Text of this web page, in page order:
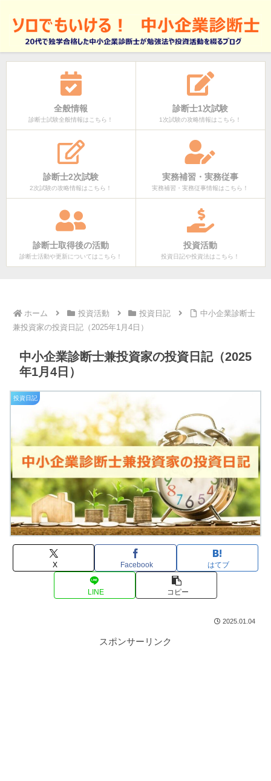
全般情報
診断士試験全般情報はこちら！
診断士1次試験
1次試験の攻略情報はこちら！
診断士2次試験
2次試験の攻略情報はこちら！
実務補習・実務従事
実務補習・実務従事情報はこちら！
診断士取得後の活動
診断士活動や更新についてはこちら！
投資活動
投資日記や投資法はこちら！
ホーム 投資活動 投資日記
中小企業診断士
兼投資家の投資日記（2025年1月4日）
中小企業診断士兼投資家の投資日記（2025
年1月4日）
投資日記
X Facebook はてブ
LINE コピー
2025.01.04
スポンサーリンク